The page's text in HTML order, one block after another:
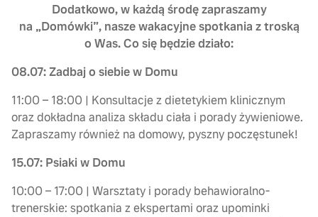
Dodatkowo, w każdą środę zapraszamy
na „Domówki”, nasze wakacyjne spotkania z troską
o Was. Co się będzie działo:
08.07: Zadbaj o siebie w Domu
11:00 – 18:00 | Konsultacje z dietetykiem klinicznym
oraz dokładna analiza składu ciała i porady żywieniowe.
Zapraszamy również na domowy, pyszny poczęstunek!
15.07: Psiaki w Domu
10:00 – 17:00 | Warsztaty i porady behawioralno-
trenerskie: spotkania z ekspertami oraz upominki